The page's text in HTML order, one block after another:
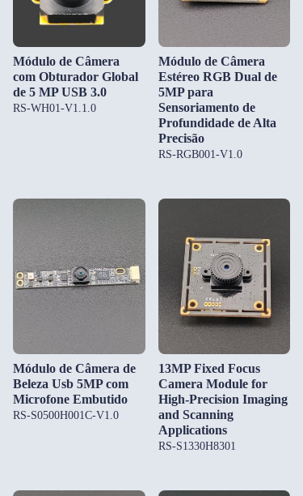
Módulo de Câmera
com Obturador Global
de 5 MP USB 3.0
RS-WH01-V1.1.0
Módulo de Câmera
Estéreo RGB Dual de
5MP para
Sensoriamento de
Profundidade de Alta
Precisão
RS-RGB001-V1.0
Módulo de Câmera de
Beleza Usb 5MP com
Microfone Embutido
RS-S0500H001C-V1.0
13MP Fixed Focus
Camera Module for
High-Precision Imaging
and Scanning
Applications
RS-S1330H8301